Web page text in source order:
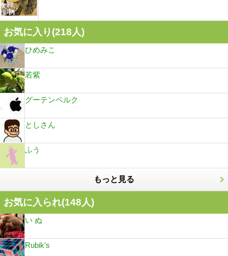
お気に入り(218人)
ひめみこ
若紫
グーテンベルク
としさん
ふう
もっと見る
お気に入られ(148人)
い ぬ
Rubik's